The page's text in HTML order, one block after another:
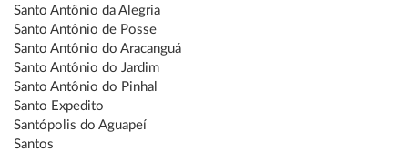
Santo Antônio da Alegria
Santo Antônio de Posse
Santo Antônio do Aracanguá
Santo Antônio do Jardim
Santo Antônio do Pinhal
Santo Expedito
Santópolis do Aguapeí
Santos